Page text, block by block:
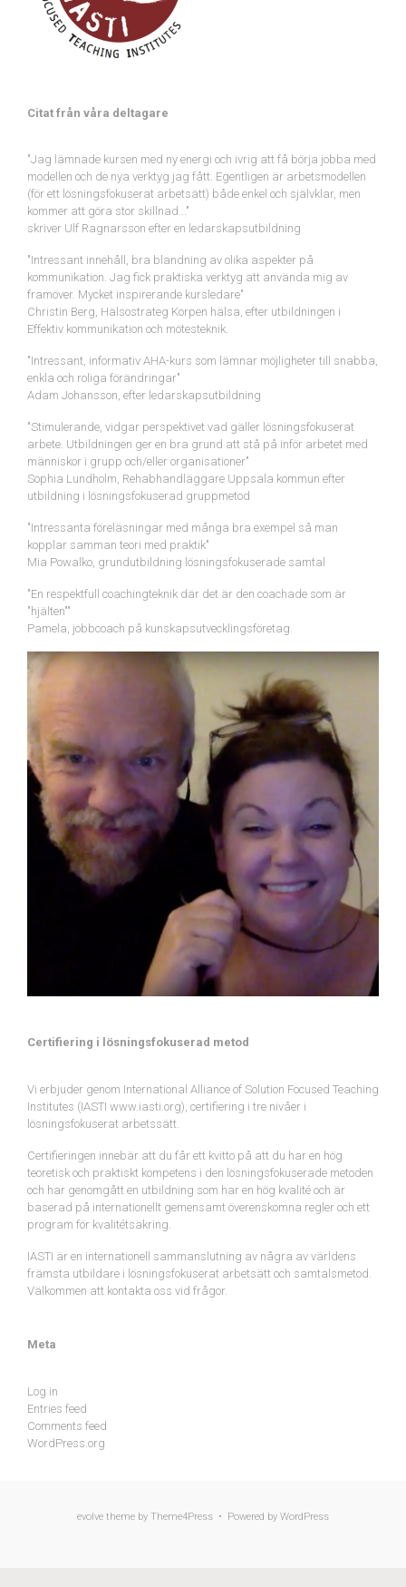
Citat från våra deltagare
"Jag lämnade kursen med ny energi och ivrig att få börja jobba med
modellen och de nya verktyg jag fått. Egentligen är arbetsmodellen
(för ett lösningsfokuserat arbetsätt) både enkel och självklar, men
kommer att göra stor skillnad..."
skriver Ulf Ragnarsson efter en ledarskapsutbildning
"Intressant innehåll, bra blandning av olika aspekter på
kommunikation. Jag fick praktiska verktyg att använda mig av
framöver. Mycket inspirerande kursledare"
Christin Berg, Hälsostrateg Korpen hälsa, efter utbildningen i
Effektiv kommunikation och mötesteknik.
"Intressant, informativ AHA-kurs som lämnar möjligheter till snabba,
enkla och roliga förändringar"
Adam Johansson, efter ledarskapsutbildning
"Stimulerande, vidgar perspektivet vad gäller lösningsfokuserat
arbete. Utbildningen ger en bra grund att stå på inför arbetet med
människor i grupp och/eller organisationer"
Sophia Lundholm, Rehabhandläggare Uppsala kommun efter
utbildning i lösningsfokuserad gruppmetod
"Intressanta föreläsningar med många bra exempel så man
kopplar samman teori med praktik"
Mia Powalko, grundutbildning lösningsfokuserade samtal
"En respektfull coachingteknik där det är den coachade som är
"hjälten""
Pamela, jobbcoach på kunskapsutvecklingsföretag.
Certifiering i lösningsfokuserad metod
Vi erbjuder genom International Alliance of Solution Focused Teaching
Institutes (IASTI www.iasti.org), certifiering i tre nivåer i
lösningsfokuserat arbetssätt.
Certifieringen innebär att du får ett kvitto på att du har en hög
teoretisk och praktiskt kompetens i den lösningsfokuserade metoden
och har genomgått en utbildning som har en hög kvalité och är
baserad på internationellt gemensamt överenskomna regler och ett
program för kvalitétsäkring.
IASTI är en internationell sammanslutning av några av världens
främsta utbildare i lösningsfokuserat arbetsätt och samtalsmetod.
Välkommen att kontakta oss vid frågor.
Meta
Log in
Entries feed
Comments feed
WordPress.org
evolve theme by Theme4Press • Powered by WordPress